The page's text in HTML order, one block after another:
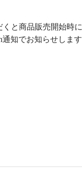
くと商品販売開始時に
通知でお知らせします